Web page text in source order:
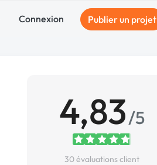
Connexion Publier un projet
4,83/5
30 évaluations client